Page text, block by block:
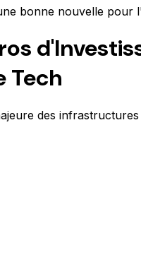
bonne nouvelle pour
Tech
des